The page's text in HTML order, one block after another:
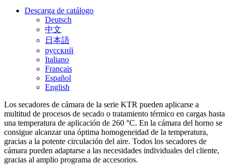
Descarga de catálogo
Deutsch
中文
日本語
русский
Italiano
Français
Español
English
Los secadores de cámara de la serie KTR pueden aplicarse a
multitud de procesos de secado o tratamiento térmico en cargas hasta
una temperatura de aplicación de 260 °C. En la cámara del horno se
consigue alcanzar una óptima homogeneidad de la temperatura,
gracias a la potente circulación del aire. Todos los secadores de
cámara pueden adaptarse a las necesidades individuales del cliente,
gracias al amplio programa de accesorios.